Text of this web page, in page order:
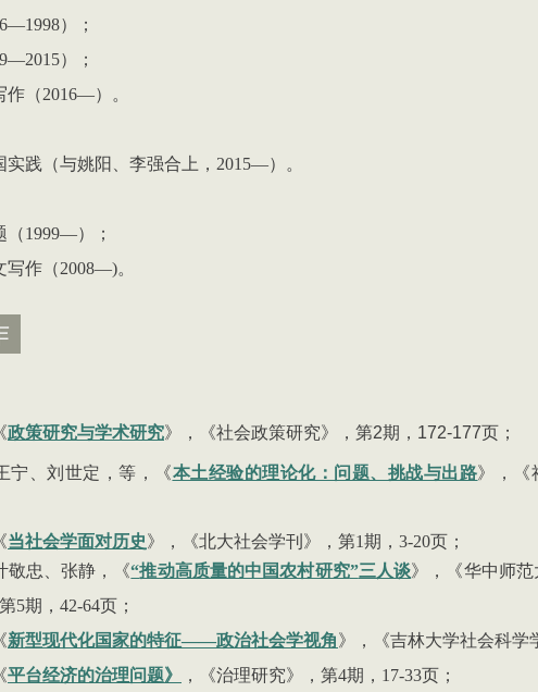
—1998）；
—2015）；
作（2016—）。
践（与姚阳、李强合上， 2015—）。
（1999—）；
写作（2008—)。
政策研究与学术研究》，《社会政策研究》，第2期，172-177页；
宁、刘世定，等，《本土经验的理论化：问题、挑战与出路》，《
当社会学面对历史》，《北大社会学刊》，第1期， 3-20页；
敬忠、张静 ， 《“推动高质量的中国农村研究”三人谈》，《华中师
5期，42-64页；
《新型现代化国家的特征——政治社会学视角》，《吉林大学社会科学
《平台经济的治理问题》 ，《治理研究》，第4期， 17-33页；